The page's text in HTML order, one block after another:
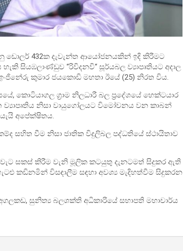
ඩොලර් 432ක දැවැන්ත ආයෝජනයකින් ඉදි කිරීමට
සියඹලාණ්ඩුව “රිවිදනවි“ සූර්යබල ව්‍යාපෘතියට අදාල
කුමාර ජයකොඩි මහතා ඊයේ (25) නිරත විය.
කොටියාගල ග්‍රාම නිලධාරී බල ප්‍රදේශයේ හෙක්ටයාර
ව්‍යාපෘතිය නිසා වායුගෝලයට විමෝචනය වන කාබන්
අපේක්ෂිතය.
සහිත වීම නිසා ජාතික විදුලිබල පද්ධතියේ ස්ථායිතාව
වැට සකස් කිරීම වැනි මූලික කටයුතු දැනටමත් සිදුකර ඇති
කඩිනමින් විසඳාලීම සඳහා අවශ්‍ය මැදිහත්වීම සිදුකරන
සුනිත්‍ය බලශක්ති අධිකාරියේ සභාපති මහාචාර්ය